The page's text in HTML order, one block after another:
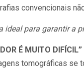
convencionais
ideal para garantir a
É MUITO DIFÍCIL”
tomográficas se